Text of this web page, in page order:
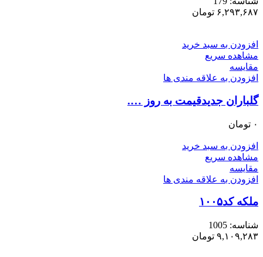
۶,۲۹۳,۶۸۷ تومان
افزودن به سبد خرید
مشاهده سریع
مقایسه
افزودن به علاقه مندی ها
گلباران جدیدقیمت به روز ….
۰ تومان
افزودن به سبد خرید
مشاهده سریع
مقایسه
افزودن به علاقه مندی ها
ملکه کد۱۰۰۵
شناسه: 1005
۹,۱۰۹,۲۸۳ تومان